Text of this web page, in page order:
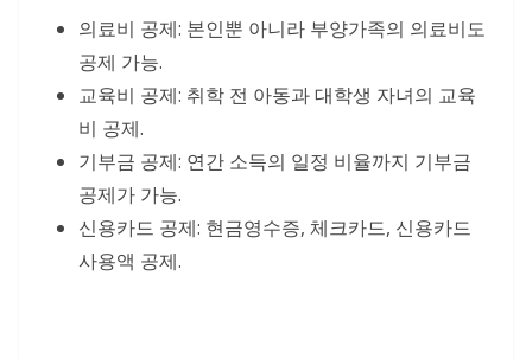
의료비 공제: 본인뿐 아니라 부양가족의 의료비도
공제 가능.
교육비 공제: 취학 전 아동과 대학생 자녀의 교육
비 공제.
기부금 공제: 연간 소득의 일정 비율까지 기부금
공제가 가능.
신용카드 공제: 현금영수증, 체크카드, 신용카드
사용액 공제.